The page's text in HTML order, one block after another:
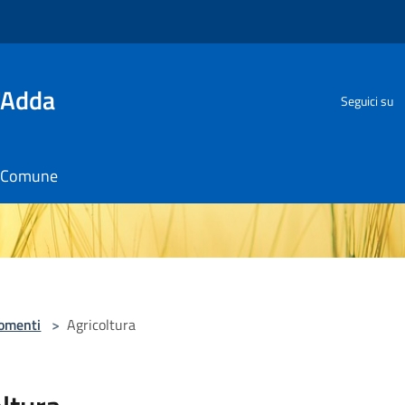
Seguici su
> Agricoltura